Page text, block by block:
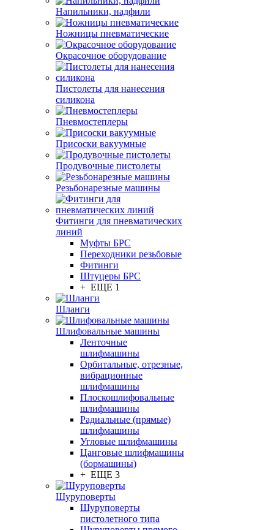
Напильники, надфили
Ножницы пневматические
Окрасочное оборудование
Пистолеты для нанесения
силикона
Пневмостеплеры
Присоски вакуумные
Продувочные пистолеты
Резьбонарезные машины
Фитинги для пневматических
линий
Муфты БРС
Переходники резьбовые
Фитинги
Штуцеры БРС
+ ЕЩЕ 1
Шланги
Шлифовальные машины
Ленточные
шлифмашины
Орбитальные, отрезные,
вибрационные
шлифмашины
Плоскошлифовальные
шлифмашины
Радиальные (прямые)
шлифмашины
Угловые шлифмашины
Цанговые шлифмашины
(бормашины)
+ ЕЩЕ 3
Шуруповерты
Шуруповерты
пистолетного типа